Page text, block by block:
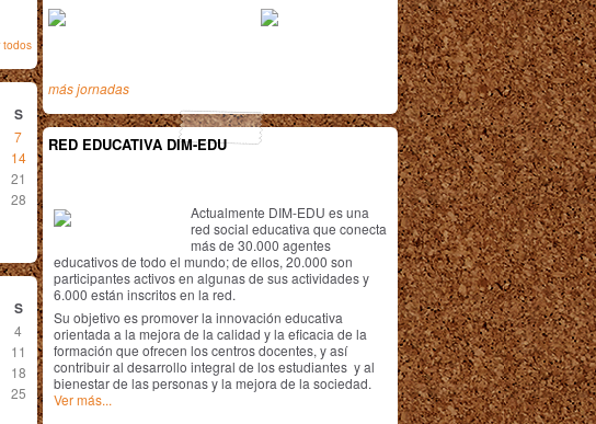
todos
S
7
14
21
28
S
4
11
18
25
más jornadas
RED EDUCATIVA DIM-EDU
Actualmente DIM-EDU es una
red social educativa que conecta
más de 30.000 agentes
educativos de todo el mundo; de ellos, 20.000 son
participantes activos en algunas de sus actividades y
6.000 están inscritos en la red.
Su objetivo es promover la innovación educativa
orientada a la mejora de la calidad y la eficacia de la
formación que ofrecen los centros docentes, y así
contribuir al desarrollo integral de los estudiantes y al
bienestar de las personas y la mejora de la sociedad.
Ver más...